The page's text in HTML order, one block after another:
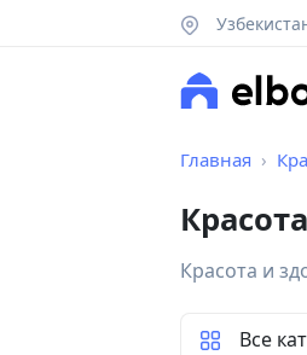
Главная
Красота и
Все